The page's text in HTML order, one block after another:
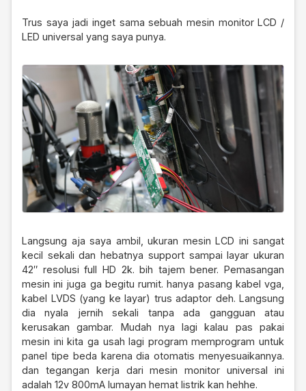
Trus saya jadi inget sama sebuah mesin monitor LCD /
LED universal yang saya punya.
Langsung aja saya ambil, ukuran mesin LCD ini sangat
kecil sekali dan hebatnya support sampai layar ukuran
42″ resolusi full HD 2k. bih tajem bener. Pemasangan
mesin ini juga ga begitu rumit. hanya pasang kabel vga,
kabel LVDS (yang ke layar) trus adaptor deh. Langsung
dia nyala jernih sekali tanpa ada gangguan atau
kerusakan gambar. Mudah nya lagi kalau pas pakai
mesin ini kita ga usah lagi program memprogram untuk
panel tipe beda karena dia otomatis menyesuaikannya.
dan tegangan kerja dari mesin monitor universal ini
adalah 12v 800mA lumayan hemat listrik kan hehhe.